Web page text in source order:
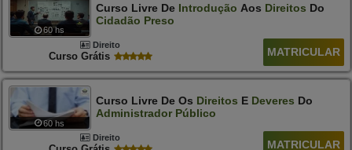
60 hs
Curso Livre De Introdução Aos Direitos Do
Cidadão Preso
Direito
Curso Grátis MATRICULAR
60 hs
Curso Livre De Os Direitos E Deveres Do
Administrador Público
Direito
MATRICULAR